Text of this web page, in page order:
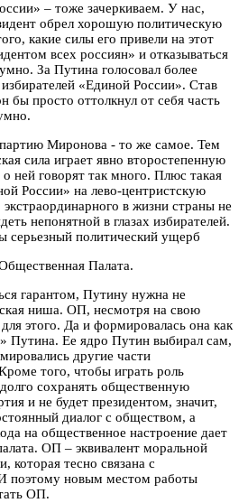
– тоже зачеркиваем. У нас,
обрел хорошую политическую
какие силы его привели на этот
всех россиян» и отказываться
За Путина голосовал более
«Единой России». Став
бы просто оттолкнул от себя часть
партию Миронова - то же самое. Тем
сила играет явно второстепенную
ней говорят так много. Плюс такая
России» на лево-центристскую
в жизни страны не
непонятной в глазах избирателей.
серьезный политический ущерб
Палата.
гарантом, Путину нужна не
ниша. ОП, несмотря на свою
этого. Да и формировалась она как
Путина. Ее ядро Путин выбирал сам,
другие части
того, чтобы играть роль
сохранять общественную
и не будет президентом, значит,
диалог с обществом, а
на общественное настроение дает
ОП – эквивалент моральной
которая тесно связана с
поэтому новым местом работы
ОП.